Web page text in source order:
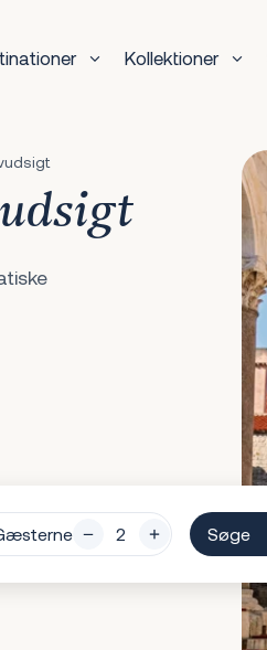
Kollektioner
Søge